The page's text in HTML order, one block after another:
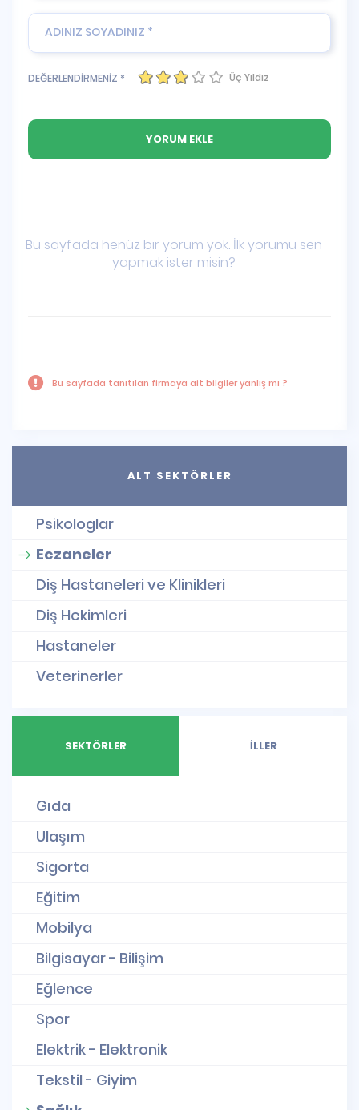
DEĞERLENDİRMENİZ * Üç Yıldız
Bu sayfada henüz bir yorum yok. İlk yorumu sen
yapmak ister misin?
Bu sayfada tanıtılan firmaya ait bilgiler yanlış mı ?
ALT SEKTÖRLER
Psikologlar
Eczaneler
Diş Hastaneleri ve Klinikleri
Diş Hekimleri
Hastaneler
Veterinerler
SEKTÖRLER İLLER
Gıda
Ulaşım
Sigorta
Eğitim
Mobilya
Bilgisayar - Bilişim
Eğlence
Spor
Elektrik - Elektronik
Tekstil - Giyim